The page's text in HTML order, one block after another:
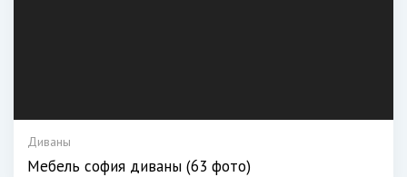
Диваны
Мебель софия диваны (63 фото)